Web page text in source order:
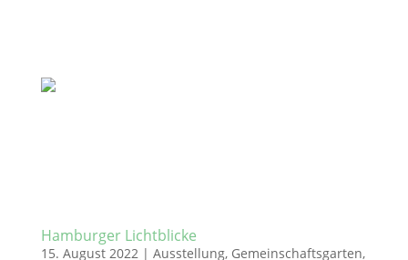
Hamburger Lichtblicke
15. August 2022| Ausstellung, Gemeinschaftsgarten,